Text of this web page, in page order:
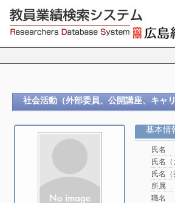
社会活動（外部委員、公開講座、キャ
基本情
氏名
氏名（
氏名（
所属
職名